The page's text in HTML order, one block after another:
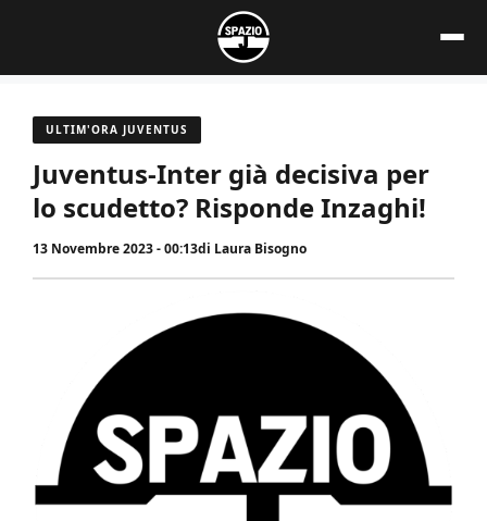
contenuto
ULTIM'ORA JUVENTUS
Juventus-Inter già decisiva per
lo scudetto? Risponde Inzaghi!
13 Novembre 2023 - 00:13di Laura Bisogno